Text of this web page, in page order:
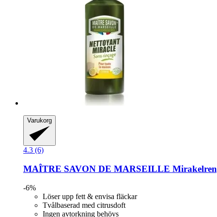
Varukorg
4.3 (6)
MAÎTRE SAVON DE MARSEILLE
-6%
Löser upp fett & envisa fläckar
Tvålbaserad med citrusdoft
Ingen avtorkning behövs